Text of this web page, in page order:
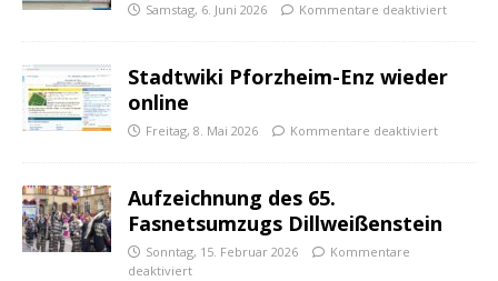
Samstag, 6. Juni 2026 Kommentare deaktiviert
Stadtwiki Pforzheim-Enz wieder
online
Freitag, 8. Mai 2026 Kommentare deaktiviert
Aufzeichnung des 65.
Fasnetsumzugs Dillweißenstein
Sonntag, 15. Februar 2026
Kommentare
deaktiviert